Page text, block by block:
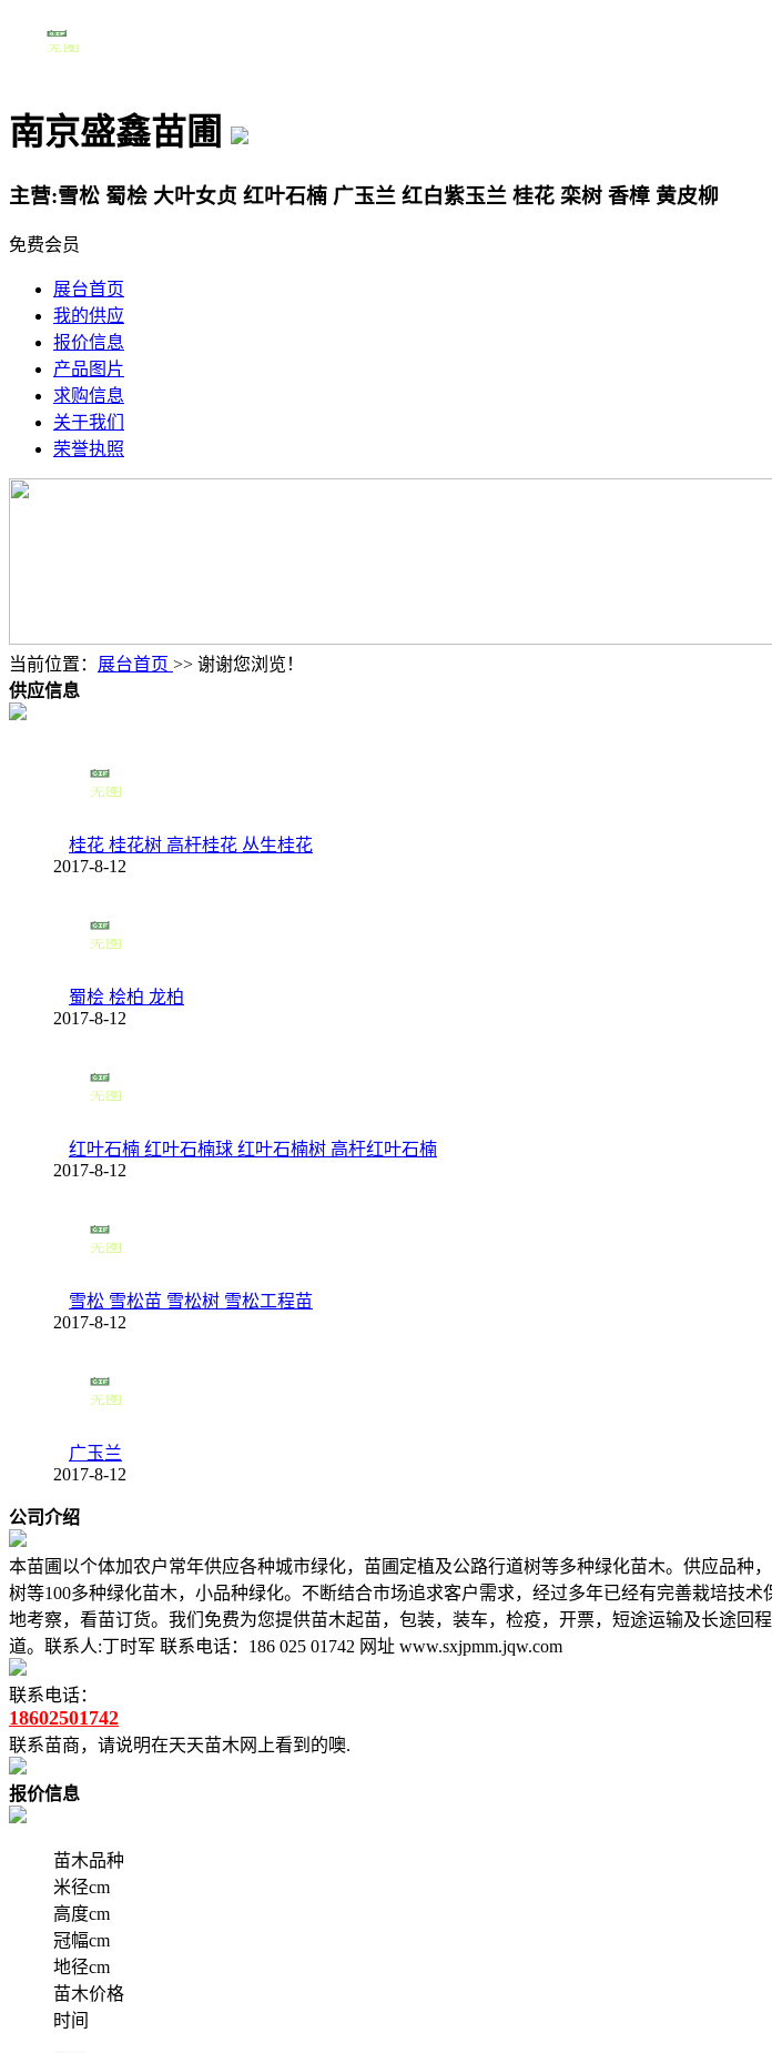
南京盛鑫苗圃
主营:雪松 蜀桧 大叶女贞 红叶石楠 广玉兰 红白紫玉兰 桂花 栾树 香樟 黄皮柳
免费会员
展台首页
我的供应
报价信息
产品图片
求购信息
关于我们
荣誉执照
当前位置： 展台首页 >> 谢谢您浏览！
供应信息
桂花 桂花树 高杆桂花 丛生桂花
2017-8-12
蜀桧 桧柏 龙柏
2017-8-12
红叶石楠 红叶石楠球 红叶石楠树 高杆红叶石楠
2017-8-12
雪松 雪松苗 雪松树 雪松工程苗
2017-8-12
广玉兰
2017-8-12
公司介绍
本苗圃以个体加农户常年供应各种城市绿化，苗圃定植及公路行道树等多种绿化苗木。供应品
树等100多种绿化苗木，小品种绿化。不断结合市场追求客户需求，经过多年已经有完善栽培技
地考察，看苗订货。我们免费为您提供苗木起苗，包装，装车，检疫，开票，短途运输及长途
道。联系人:丁时军 联系电话：186 025 01742 网址 www.sxjpmm.jqw.com
联系电话：
18602501742
联系苗商，请说明在天天苗木网上看到的噢.
报价信息
苗木品种
米径cm
高度cm
冠幅cm
地径cm
苗木价格
时间